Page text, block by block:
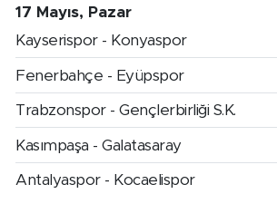
17 Mayıs, Pazar
Kayserispor - Konyaspor
Fenerbahçe - Eyüpspor
Trabzonspor - Gençlerbirliği S.K.
Kasımpaşa - Galatasaray
Antalyaspor - Kocaelispor